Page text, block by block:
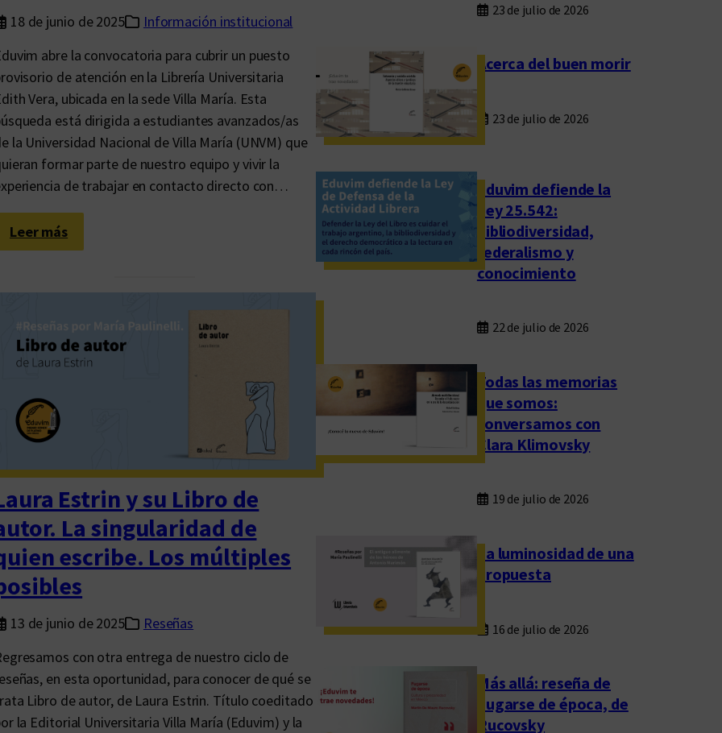
18 de junio de 2025
Información institucional
abre la convocatoria para cubrir un puesto
de atención en la Librería Universitaria
Vera, ubicada en la sede Villa María. Esta
está dirigida a estudiantes avanzados/as
la Universidad Nacional de Villa María (UNVM) que
formar parte de nuestro equipo y vivir la
de trabajar en contacto directo con…
Leer más:
B
s
a
m
b
r
e
r
o
/
a
p
r
a
l
Estrin y su Libro de
La singularidad de
escribe. Los múltiples
13 de junio de 2025
Reseñas
con otra entrega de nuestro ciclo de
en esta oportunidad, para conocer de qué se
Libro de autor, de Laura Estrin. Título coeditado
la Editorial Universitaria Villa María (Eduvim) y la
23 de julio de 2026
Acerca del buen morir
23 de julio de 2026
Eduvim defiende la
Ley 25.542:
bibliodiversidad,
federalismo y
conocimiento
22 de julio de 2026
Todas las memorias
que somos:
conversamos con
Clara Klimovsky
19 de julio de 2026
La luminosidad de una
propuesta
16 de julio de 2026
Más allá: reseña de
Fugarse de época, de
Rucovsky